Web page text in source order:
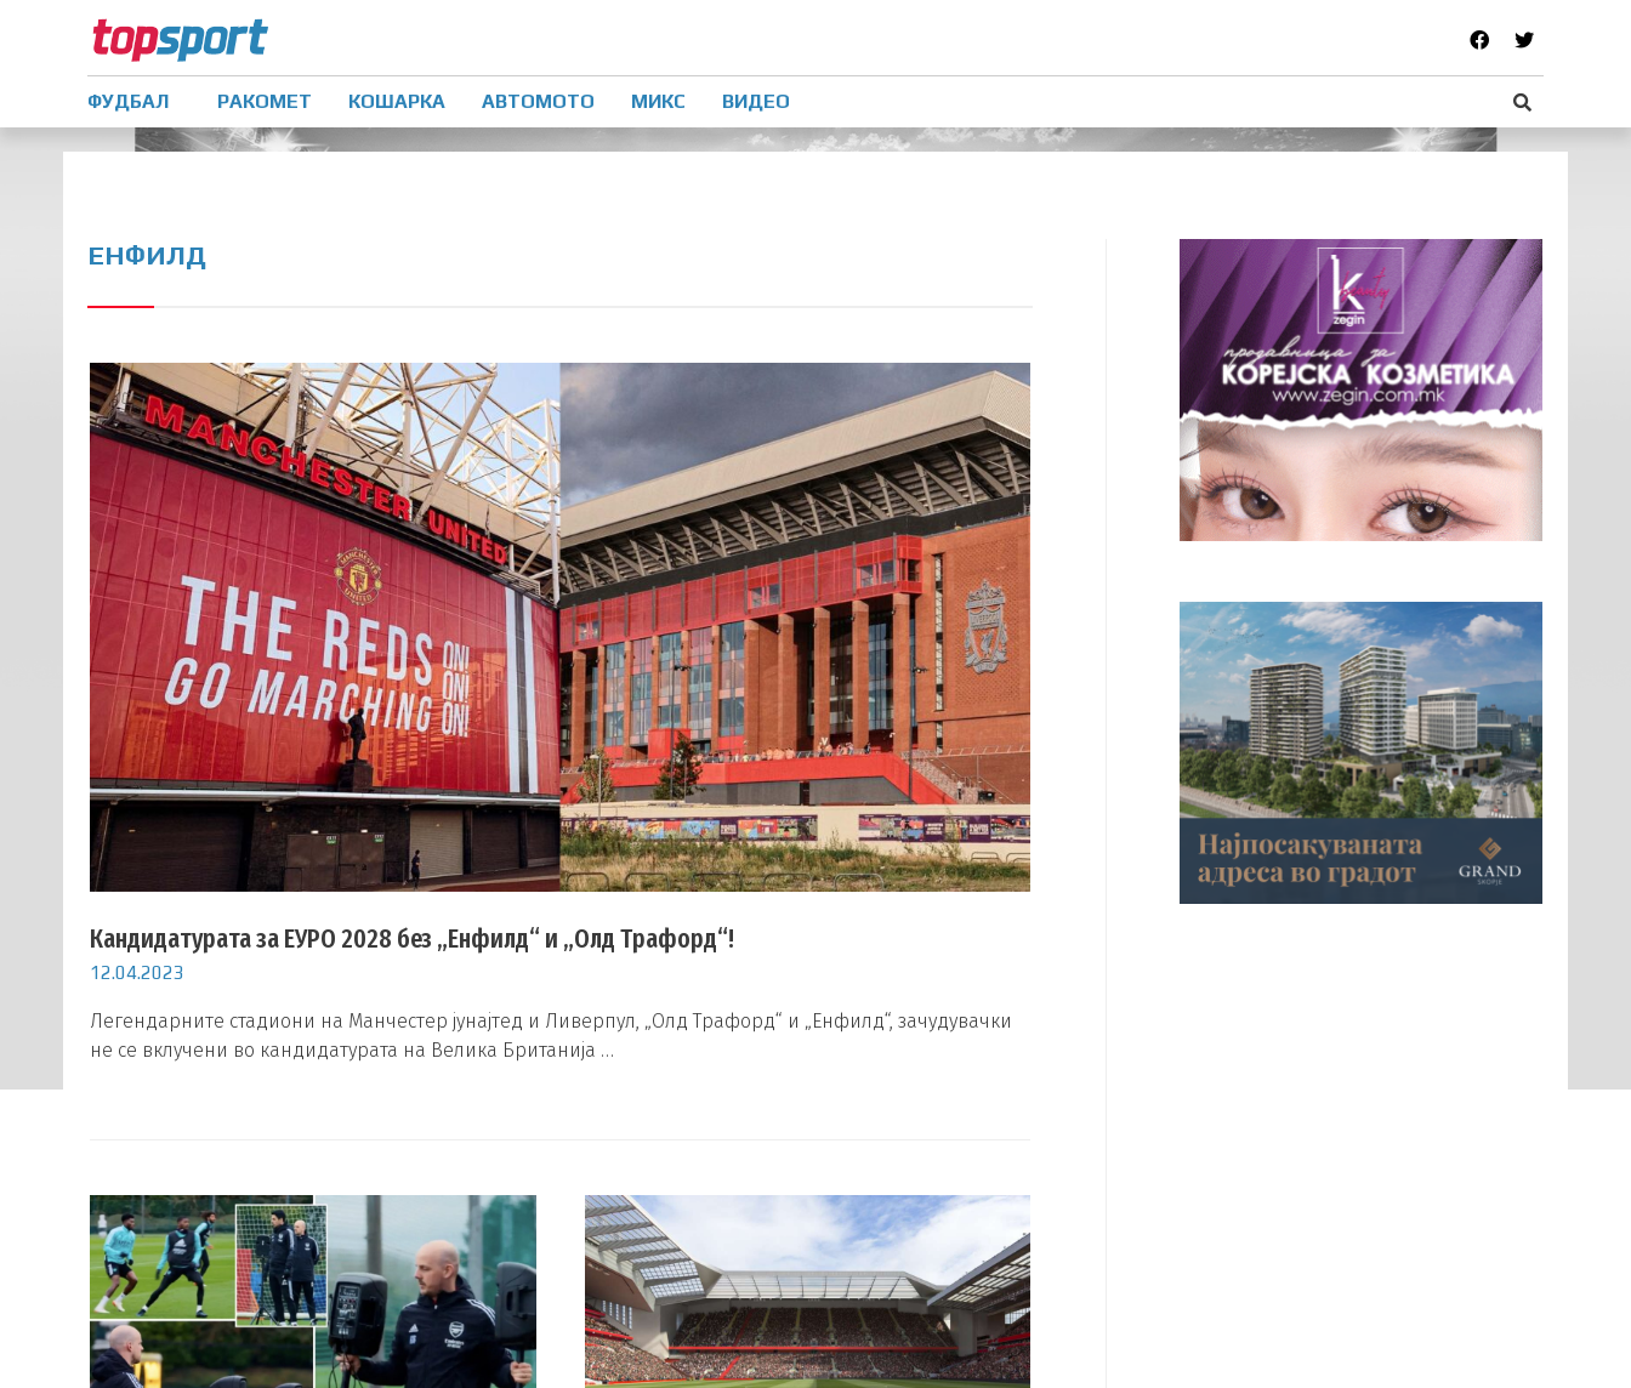
ФУДБАЛ РАКОМЕТ КОШАРКА АВТОМОТО МИКС ВИДЕО
ЕНФИЛД
Кандидатурата за ЕУРО 2028 без „Енфилд“ и „Олд Трафорд“!
12.04.2023
Легендарните стадиони на Манчестер јунајтед и Ливерпул, „Олд Трафорд“ и „Енфилд“, зачудувачки
не се вклучени во кандидатурата на Велика Британија …